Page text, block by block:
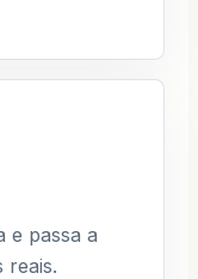
e passa a
reais.